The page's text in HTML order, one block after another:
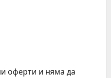
оферти и няма да